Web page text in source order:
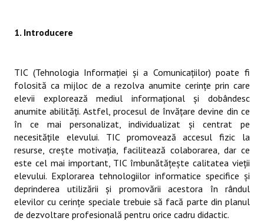
1. Introducere
TIC (Tehnologia Informației și a Comunicațiilor) poate fi
folosită ca mijloc de a rezolva anumite cerinţe prin care
elevii explorează mediul informațional și dobândesc
anumite abilităţi. Astfel, procesul de învăţare devine din ce
în ce mai personalizat, individualizat şi centrat pe
necesitățile elevului. TIC promovează accesul fizic la
resurse, crește motivația, facilitează colaborarea, dar ce
este cel mai important, TIC îmbunătățește calitatea vieții
elevului. Explorarea tehnologiilor informatice specifice și
deprinderea utilizării și promovării acestora în rândul
elevilor cu cerințe speciale trebuie să facă parte din planul
de dezvoltare profesională pentru orice cadru didactic.